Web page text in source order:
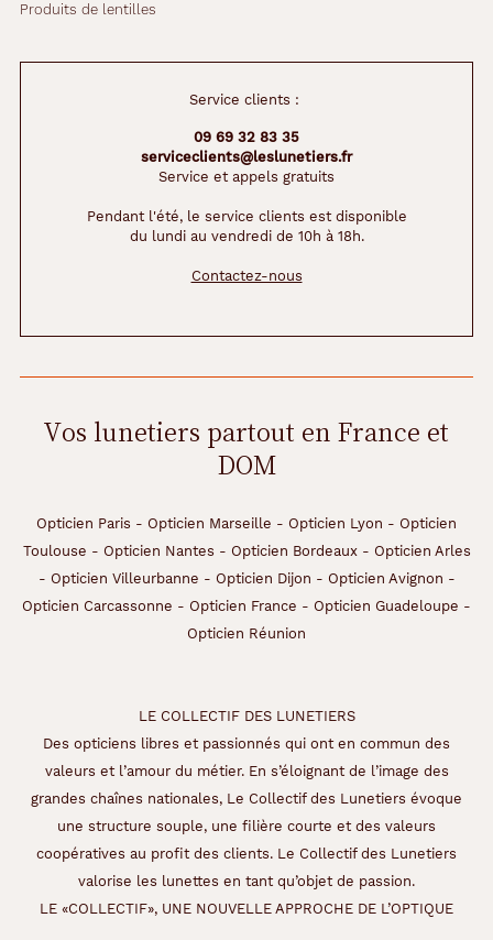
Produits de lentilles
Service clients :
09 69 32 83 35
serviceclients@leslunetiers.fr
Service et appels gratuits
Pendant l'été, le service clients est disponible
du lundi au vendredi de 10h à 18h.
Contactez-nous
Vos lunetiers partout en France et
DOM
Opticien Paris - Opticien Marseille - Opticien Lyon - Opticien
Toulouse - Opticien Nantes - Opticien Bordeaux- Opticien Arles
- Opticien Villeurbanne - Opticien Dijon - Opticien Avignon -
Opticien Carcassonne - Opticien France - Opticien Guadeloupe -
Opticien Réunion
LE COLLECTIF DES LUNETIERS
Des opticiens libres et passionnés qui ont en commun des
valeurs et l’amour du métier. En s’éloignant de l’image des
grandes chaînes nationales, Le Collectif des Lunetiers évoque
une structure souple, une filière courte et des valeurs
coopératives au profit des clients. Le Collectif des Lunetiers
valorise les lunettes en tant qu’objet de passion.
LE «COLLECTIF», UNE NOUVELLE APPROCHE DE L’OPTIQUE